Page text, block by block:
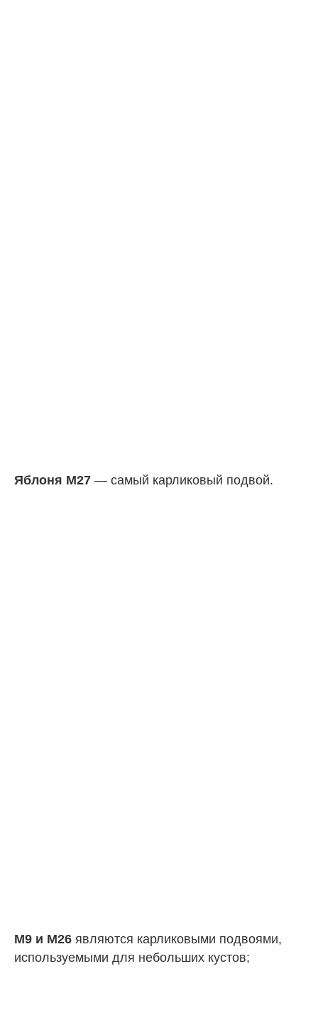
Яблоня M27 — самый карликовый подвой.
M9 и M26 являются карликовыми подвоями,
используемыми для небольших кустов;